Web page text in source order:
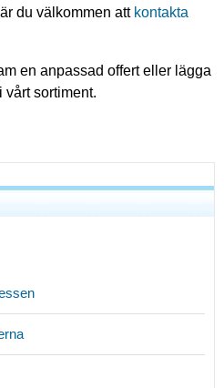
du välkommen att kontakta
en anpassad offert eller lägga
sortiment.